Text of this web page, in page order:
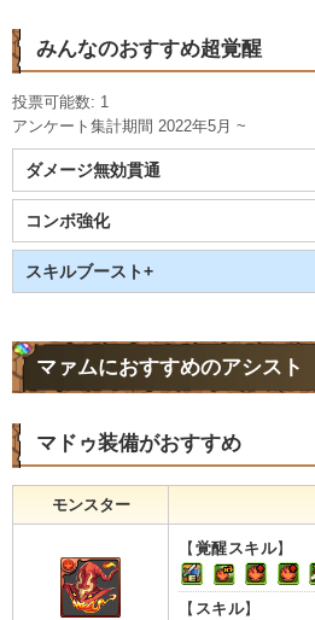
みんなのおすすめ超覚醒
投票可能数: 1
アンケート集計期間 2022年5月 ~
ダメージ無効貫通
コンボ強化
スキルブースト+
マァムにおすすめのアシスト
マドゥ装備がおすすめ
モンスター
【 覚醒スキル】
【 スキル】